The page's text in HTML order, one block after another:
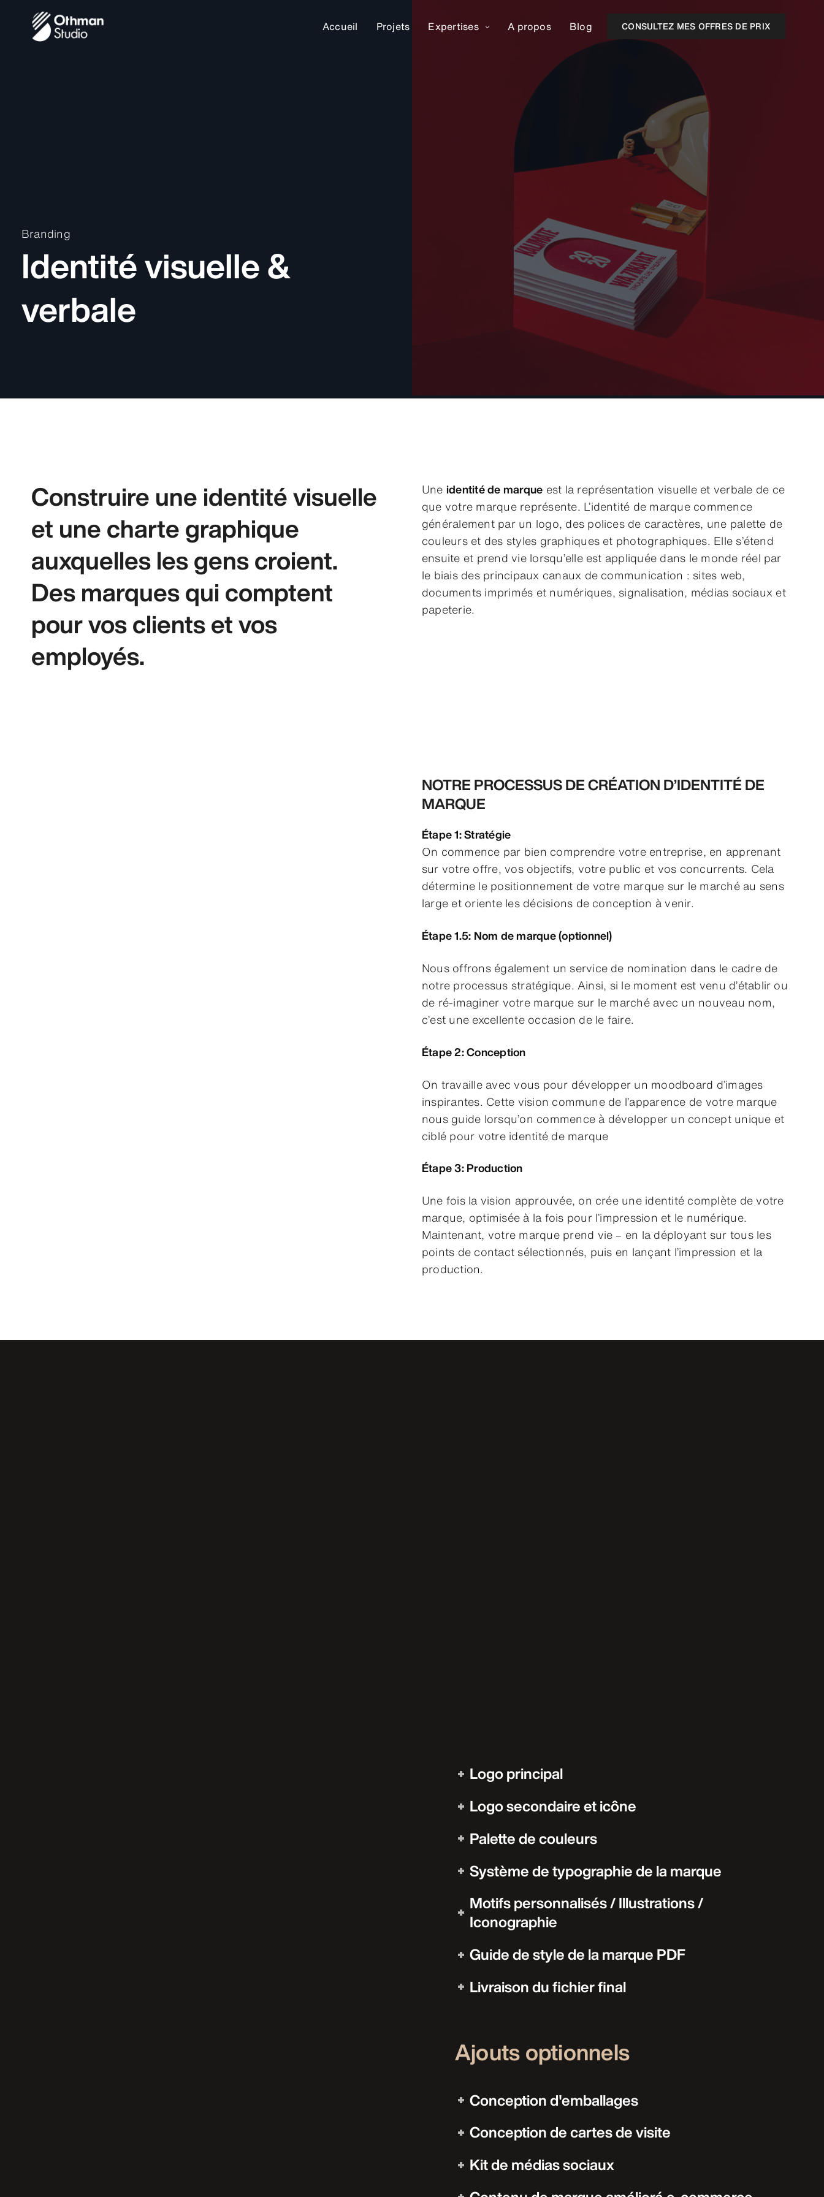
Accueil Projets Expertises A propos Blog CONSULTEZ MES OFFRES DE PRIX
Branding
Identité visuelle &
verbale
Construire une identité visuelle
et une charte graphique
auxquelles les gens croient.
Des marques qui comptent
pour vos clients et vos
employés.
Une identité de marque est la représentation visuelle et verbale de ce
que votre marque représente. L’identité de marque commence
généralement par un logo, des polices de caractères, une palette de
couleurs et des styles graphiques et photographiques. Elle s’étend
ensuite et prend vie lorsqu’elle est appliquée dans le monde réel par
le biais des principaux canaux de communication : sites web,
documents imprimés et numériques, signalisation, médias sociaux et
papeterie.
NOTRE PROCESSUS DE CRÉATION D’IDENTITÉ DE
MARQUE
Étape 1: Stratégie
On commence par bien comprendre votre entreprise, en apprenant
sur votre offre, vos objectifs, votre public et vos concurrents. Cela
détermine le positionnement de votre marque sur le marché au sens
large et oriente les décisions de conception à venir.
Étape 1.5: Nom de marque (optionnel)
Nous offrons également un service de nomination dans le cadre de
notre processus stratégique. Ainsi, si le moment est venu d’établir ou
de ré-imaginer votre marque sur le marché avec un nouveau nom,
c’est une excellente occasion de le faire.
Étape 2: Conception
On travaille avec vous pour développer un moodboard d’images
inspirantes. Cette vision commune de l’apparence de votre marque
nous guide lorsqu’on commence à développer un concept unique et
ciblé pour votre identité de marque
Étape 3: Production
Une fois la vision approuvée, on crée une identité complète de votre
marque, optimisée à la fois pour l’impression et le numérique.
Maintenant, votre marque prend vie – en la déployant sur tous les
points de contact sélectionnés, puis en lançant l’impression et la
production.
Logo principal
Logo secondaire et icône
Palette de couleurs
Système de typographie de la marque
Motifs personnalisés / Illustrations /
Iconographie
Guide de style de la marque PDF
Livraison du fichier final
Ajouts optionnels
Conception d'emballages
Conception de cartes de visite
Kit de médias sociaux